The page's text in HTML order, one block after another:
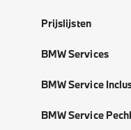
Prijslijsten
BMW Services
BMW Service
BMW Service